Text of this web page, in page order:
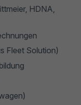
HDNA,
Fleet Solution)